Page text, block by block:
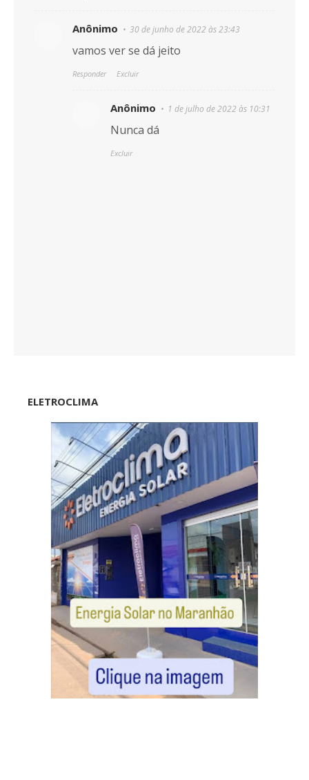
Anônimo 30 de junho de 2022 às 23:43
vamos ver se dá jeito
Responder Excluir
Anônimo 1 de julho de 2022 às 10:31
Nunca dá
Excluir
ELETROCLIMA